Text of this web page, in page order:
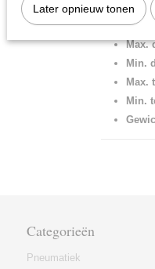
Flow
Max.
Min.
Max.
Min.
Categorieën
Pneumatiek
Later opnieuw tonen